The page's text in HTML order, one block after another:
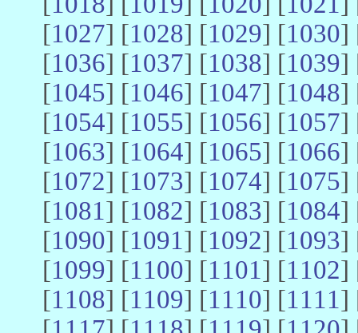
[1027] [1028] [1029] [1030]
[1036] [1037] [1038] [1039]
[1045] [1046] [1047] [1048]
[1054] [1055] [1056] [1057]
[1063] [1064] [1065] [1066]
[1072] [1073] [1074] [1075]
[1081] [1082] [1083] [1084]
[1090] [1091] [1092] [1093]
[1099] [1100] [1101] [1102]
[1108] [1109] [1110] [1111]